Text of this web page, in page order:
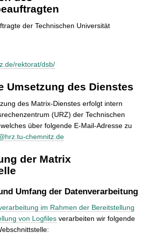
der Technischen Universität
rektorat/dsb/
Umsetzung des Dienstes
des Matrix-Dienstes erfolgt intern
(URZ) der Technischen
über folgende E-Mail-Adresse zu
chemnitz.de
der Matrix
Umfang der Datenverarbeitung
im Rahmen der Bereitstellung
von Logfiles verarbeiten wir folgende